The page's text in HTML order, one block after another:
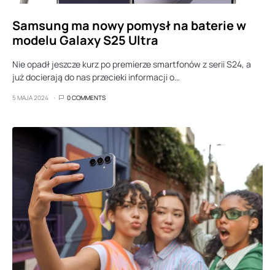
Samsung ma nowy pomysł na baterie w
modelu Galaxy S25 Ultra
Nie opadł jeszcze kurz po premierze smartfonów z serii S24, a
już docierają do nas przecieki informacji o…
5 MAJA 2024 0 COMMENTS